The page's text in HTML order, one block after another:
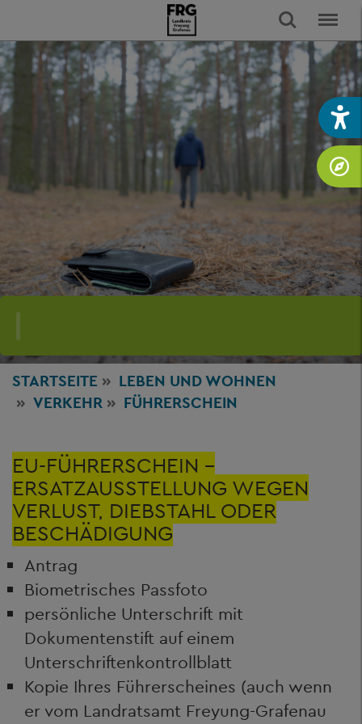
STARTSEITE LEBEN UND WOHNEN
VERKEHR
FÜHRERSCHEIN
EU-FÜHRERSCHEIN –
ERSATZAUSSTELLUNG WEGEN
VERLUST, DIEBSTAHL ODER
BESCHÄDIGUNG
Antrag
Biometrisches Passfoto
persönliche Unterschrift mit
Dokumentenstift auf einem
Unterschriftenkontrollblatt
Kopie Ihres Führerscheines (auch wenn
er vom Landratsamt Freyung-Grafenau